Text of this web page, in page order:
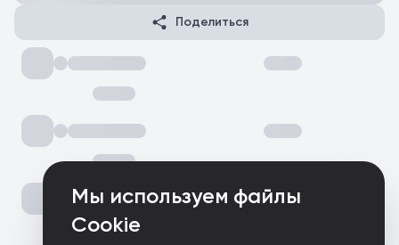
Мы используем файлы
Cookie
Поделиться